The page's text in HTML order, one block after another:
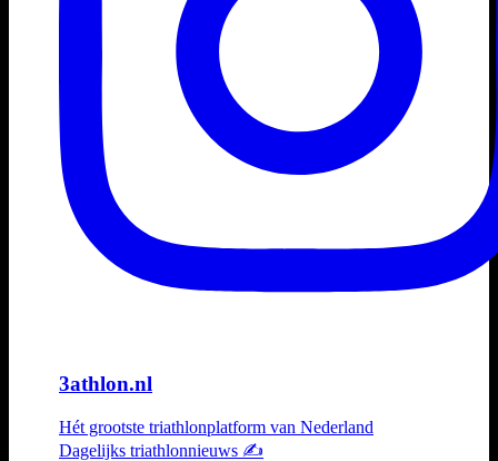
3athlon.nl
Hét grootste triathlonplatform van Nederland
Dagelijks triathlonnieuws ✍️